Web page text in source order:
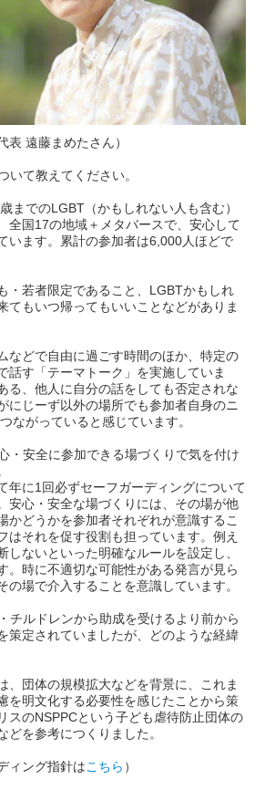
表 遠藤まめたさん）
いて教えてください。
までのLGBT（かもしれない人も含む）
全国17の地域＋メタバースで、安心して
います。累計の参加者は6,000人ほどで
・若者限定であること、LGBTかもしれ
てもいつ帰ってもいいことなどがありま
などで自由に過ごす時間のほか、特定の
話す「テーマトーク」を実施していま
る、他人に自分の話をしても否定されな
にじーず以外の場所でも参加者自身のニ
ながっていると感じています。
・安全に参加できる場づくりで気を付け
年に1 回必ずセーフガーディングについて
安心・安全な場づくりには、その場が他
かどうかを参加者それぞれが意識するこ
はそれを促す役割も担っています。例え
しないといった明確なルールを設定し、
。時に不適切な可能性がある発言が見ら
の場で介入することを意識しています。
チルドレンから助成を受けるより前から
策定されていましたが、どのような経緯
、団体の規模拡大などを背景に、これま
を明文化する必要性を感じたことから策
スのNSPPCという子ども虐待防止団体の
どを参考につくりました。
ィング指針はこちら ）